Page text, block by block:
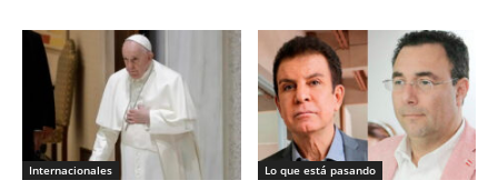
Internacionales Lo que está pasando